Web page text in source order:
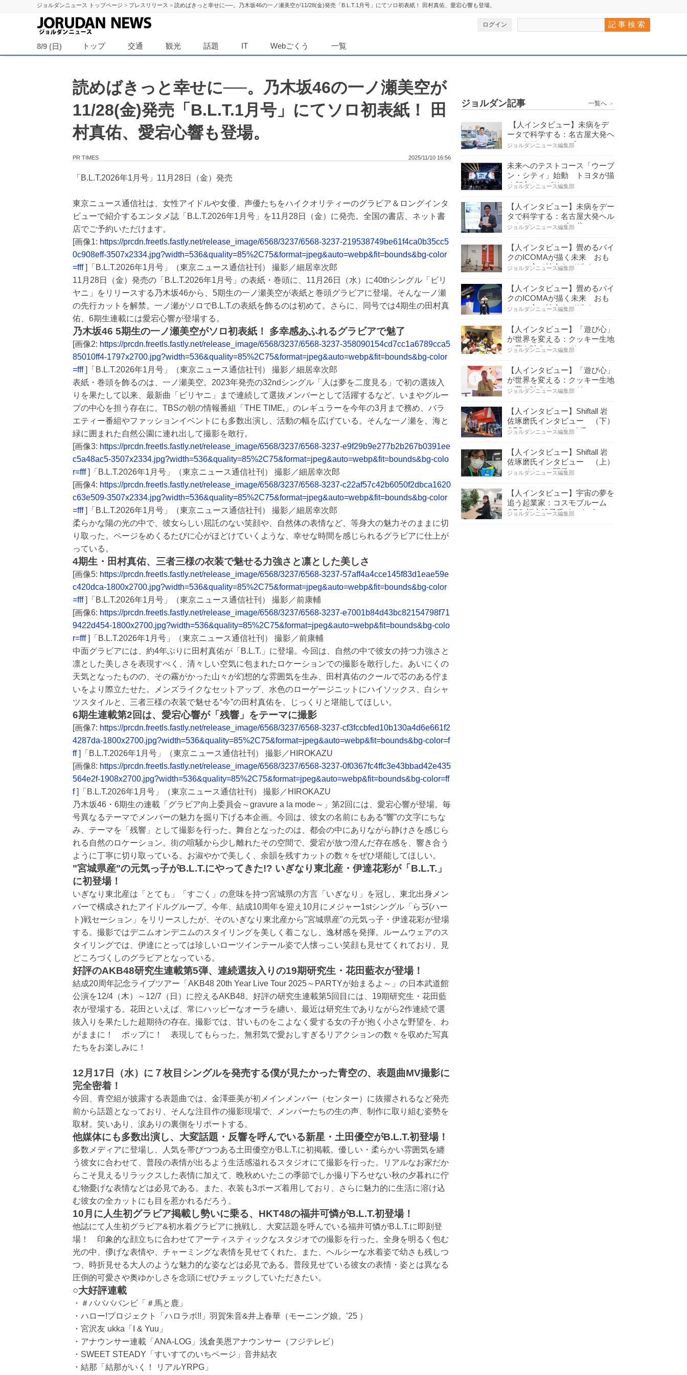
ジョルダンニュース トップページ > プレスリリース > 読めばきっと幸せに──。乃木坂46の一ノ瀬美空が11/28(金)発売「B.L.T.1月号」にてソロ初表紙！ 田村真佑、愛宕心響も登場。
ログイン
8/9 (日) トップ 交通 観光 話題 IT Webごくう 一覧
読めばきっと幸せに──。乃木坂46の一ノ瀬美空が
11/28(金)発売「B.L.T.1月号」にてソロ初表紙！ 田
村真佑、愛宕心響も登場。
2025/11/10 16:56
PR TIMES
「B.L.T.2026年1月号」11月28日（金）発売
東京ニュース通信社は、女性アイドルや女優、声優たちをハイクオリティーのグラビア＆ロングインタ
ビューで紹介するエンタメ誌「B.L.T.2026年1月号」を11月28日（金）に発売。全国の書店、ネット書
店でご予約いただけます。
[画像1: https://prcdn.freetls.fastly.net/release_image/6568/3237/6568-3237-219538749be61f4ca0b35cc5
0c908eff-3507x2334.jpg?width=536&quality=85%2C75&format=jpeg&auto=webp&fit=bounds&bg-color
=fff]「B.L.T.2026年1月号」（東京ニュース通信社刊） 撮影／細居幸次郎
11月28日（金）発売の「B.L.T.2026年1月号」の表紙・巻頭に、11月26日（水）に40thシングル「ビリ
ヤニ」をリリースする乃木坂46から、5期生の一ノ瀬美空が表紙と巻頭グラビアに登場。そんな一ノ瀬
の先行カットを解禁。一ノ瀬がソロでB.L.T.の表紙を飾るのは初めて。さらに、同号では4期生の田村真
佑、6期生連載には愛宕心響が登場する。
乃木坂46 5期生の一ノ瀬美空がソロ初表紙！ 多幸感あふれるグラビアで魅了
[画像2: https://prcdn.freetls.fastly.net/release_image/6568/3237/6568-3237-358090154cd7cc1a6789cca5
85010ff4-1797x2700.jpg?width=536&quality=85%2C75&format=jpeg&auto=webp&fit=bounds&bg-color
=fff]「B.L.T.2026年1月号」（東京ニュース通信社刊） 撮影／細居幸次郎
表紙・巻頭を飾るのは、一ノ瀬美空。2023年発売の32ndシングル「人は夢を二度見る」で初の選抜入
りを果たして以来、最新曲「ビリヤニ」まで連続して選抜メンバーとして活躍するなど、いまやグルー
プの中心を担う存在に。TBSの朝の情報番組「THE TIME,」のレギュラーを今年の3月まで務め、バラ
エティー番組やファッションイベントにも多数出演し、活動の幅を広げている。そんな一ノ瀬を、海と
緑に囲まれた自然公園に連れ出して撮影を敢行。
[画像3: https://prcdn.freetls.fastly.net/release_image/6568/3237/6568-3237-e9f29b9e277b2b267b0391ee
c5a48ac5-3507x2334.jpg?width=536&quality=85%2C75&format=jpeg&auto=webp&fit=bounds&bg-colo
r=fff]「B.L.T.2026年1月号」（東京ニュース通信社刊） 撮影／細居幸次郎
[画像4: https://prcdn.freetls.fastly.net/release_image/6568/3237/6568-3237-c22af57c42b6050f2dbca1620
c63e509-3507x2334.jpg?width=536&quality=85%2C75&format=jpeg&auto=webp&fit=bounds&bg-color
=fff]「B.L.T.2026年1月号」（東京ニュース通信社刊） 撮影／細居幸次郎
柔らかな陽の光の中で、彼女らしい屈託のない笑顔や、自然体の表情など、等身大の魅力そのままに切
り取った。ページをめくるたびに心がほどけていくような、幸せな時間を感じられるグラビアに仕上が
っている。
4期生・田村真佑、三者三様の衣装で魅せる力強さと凛とした美しさ
[画像5: https://prcdn.freetls.fastly.net/release_image/6568/3237/6568-3237-57aff4a4cce145f83d1eae59e
c420dca-1800x2700.jpg?width=536&quality=85%2C75&format=jpeg&auto=webp&fit=bounds&bg-color
=fff]「B.L.T.2026年1月号」（東京ニュース通信社刊） 撮影／前康輔
[画像6: https://prcdn.freetls.fastly.net/release_image/6568/3237/6568-3237-e7001b84d43bc82154798f71
9422d454-1800x2700.jpg?width=536&quality=85%2C75&format=jpeg&auto=webp&fit=bounds&bg-colo
r=fff]「B.L.T.2026年1月号」（東京ニュース通信社刊） 撮影／前康輔
中面グラビアには、約4年ぶりに田村真佑が「B.L.T.」に登場。今回は、自然の中で彼女の持つ力強さと
凛とした美しさを表現すべく、清々しい空気に包まれたロケーションでの撮影を敢行した。あいにくの
天気となったものの、その霧がかった山々が幻想的な雰囲気を生み、田村真佑のクールで芯のある佇ま
いをより際立たせた。メンズライクなセットアップ、水色のローゲージニットにハイソックス、白シャ
ツスタイルと、三者三様の衣装で魅せる“今”の田村真佑を、じっくりと堪能してほしい。
6期生連載第2回は、愛宕心響が「残響」をテーマに撮影
[画像7: https://prcdn.freetls.fastly.net/release_image/6568/3237/6568-3237-cf3fccbfed10b130a4d6e661f2
4287da-1800x2700.jpg?width=536&quality=85%2C75&format=jpeg&auto=webp&fit=bounds&bg-color=f
ff]「B.L.T.2026年1月号」（東京ニュース通信社刊） 撮影／HIROKAZU
[画像8: https://prcdn.freetls.fastly.net/release_image/6568/3237/6568-3237-0f0367fc4ffc3e43bbad42e435
564e2f-1908x2700.jpg?width=536&quality=85%2C75&format=jpeg&auto=webp&fit=bounds&bg-color=ff
f]「B.L.T.2026年1月号」（東京ニュース通信社刊） 撮影／HIROKAZU
乃木坂46・6期生の連載「グラビア向上委員会～gravure a la mode～」第2回には、愛宕心響が登場。毎
号異なるテーマでメンバーの魅力を掘り下げる本企画。今回は、彼女の名前にもある“響”の文字にちな
み、テーマを「残響」として撮影を行った。舞台となったのは、都会の中にありながら静けさを感じら
れる自然のロケーション。街の喧騒から少し離れたその空間で、愛宕が放つ澄んだ存在感を、響き合う
ように丁寧に切り取っている。お淑やかで美しく、余韻を残すカットの数々をぜひ堪能してほしい。
"宮城県産"の元気っ子がB.L.T.にやってきた!? いぎなり東北産・伊達花彩が「B.L.T.」
に初登場！
いぎなり東北産は「とても」「すごく」の意味を持つ宮城県の方言「いぎなり」を冠し、東北出身メン
バーで構成されたアイドルグループ。今年、結成10周年を迎え10月にメジャー1stシングル「らゔ(ハー
ト)戦セーション」をリリースしたが、そのいぎなり東北産から"宮城県産"の元気っ子・伊達花彩が登場
する。撮影ではデニムオンデニムのスタイリングを美しく着こなし、逸材感を発揮。ルームウェアのス
タイリングでは、伊達にとっては珍しいローツインテール姿で人懐っこい笑顔も見せてくれており、見
どころづくしのグラビアとなっている。
好評のAKB48研究生連載第5弾、連続選抜入りの19期研究生・花田藍衣が登場！
結成20周年記念ライブツアー「AKB48 20th Year Live Tour 2025～PARTYが始まるよ～」の日本武道館
公演を12/4（木）～12/7（日）に控えるAKB48。好評の研究生連載第5回目には、19期研究生・花田藍
衣が登場する。花田といえば、常にハッピーなオーラを纏い、最近は研究生でありながら2作連続で選
抜入りを果たした超期待の存在。撮影では、甘いものをこよなく愛する女の子が抱く小さな野望を、わ
がままに！ ポップに！ 表現してもらった。無邪気で愛おしすぎるリアクションの数々を収めた写真
たちをお楽しみに！
12月17日（水）に７枚目シングルを発売する僕が見たかった青空の、表題曲MV撮影に
完全密着！
今回、青空組が披露する表題曲では、金澤亜美が初メインメンバー（センター）に抜擢されるなど発売
前から話題となっており、そんな注目作の撮影現場で、メンバーたちの生の声、制作に取り組む姿勢を
取材。笑いあり、涙ありの裏側をリポートする。
他媒体にも多数出演し、大変話題・反響を呼んでいる新星・土田優空がB.L.T.初登場！
多数メディアに登場し、人気を帯びつつある土田優空がB.L.T.に初掲載。優しい・柔らかい雰囲気を纏
う彼女に合わせて、普段の表情が出るよう生活感溢れるスタジオにて撮影を行った。リアルなお家だか
らこそ見えるリラックスした表情に加えて、晩秋めいたこの季節でしか撮り下ろせない秋の夕暮れに佇
む物憂げな表情などは必見である。また、衣装も3ポーズ着用しており、さらに魅力的に生活に溶け込
む彼女の全カットにも目を惹かれるだろう。
10月に人生初グラビア掲載し勢いに乗る、HKT48の福井可憐がB.L.T.初登場！
他誌にて人生初グラビア&初水着グラビアに挑戦し、大変話題を呼んでいる福井可憐がB.L.T.に即刻登
場！ 印象的な顔立ちに合わせてアーティスティックなスタジオでの撮影を行った。全身を明るく包む
光の中、儚げな表情や、チャーミングな表情を見せてくれた。また、ヘルシーな水着姿で幼さも残しつ
つ、時折見せる大人のような魅力的な姿などは必見である。普段見せている彼女の表情・姿とは異なる
圧倒的可愛さや奥ゆかしさを念頭にぜひチェックしていただきたい。
○大好評連載
・＃ババババンビ「＃馬と鹿」
・ハロー!プロジェクト「ハロラボ!!」羽賀朱音&井上春華（モーニング娘。’25 ）
・宮沢友 ukka「I & Yuu」
・アナウンサー連載「ANA-LOG」浅倉美恩アナウンサー（フジテレビ）
・SWEET STEADY「すいすてのいちページ」音井結衣
・結那「結那がいく！ リアルYRPG」
ジョルダン記事 一覧へ ＞
【人インタビュー】未病をデ
ータで科学する：名古屋大発ヘ
ルスケアシステムズの…
ジョルダンニュース編集部
未来へのテストコース「ウーブ
ン・シティ」始動 トヨタが描
く都市とモビリティの…
ジョルダンニュース編集部
【人インタビュー】未病をデー
タで科学する：名古屋大発ヘル
スケアシステムズの代…
ジョルダンニュース編集部
【人インタビュー】畳めるバイ
クのICOMAが描く未来 おも
ちゃの心で社会をデザイ…
ジョルダンニュース編集部
【人インタビュー】畳めるバイ
クのICOMAが描く未来 おも
ちゃの心で社会をデザイ…
ジョルダンニュース編集部
【人インタビュー】「遊び心」
が世界を変える：クッキー生地
で夢を叶える コロリ…
ジョルダンニュース編集部
【人インタビュー】「遊び心」
が世界を変える：クッキー生地
で夢を叶える コロリ…
ジョルダンニュース編集部
【人インタビュー】Shiftall 岩
佐琢磨氏インタビュー （下）
CESへのこだわり VR…
ジョルダンニュース編集部
【人インタビュー】Shiftall 岩
佐琢磨氏インタビュー （上）
ハードウェア開発へ…
ジョルダンニュース編集部
【人インタビュー】宇宙の夢を
追う起業家：コスモブルーム
CEO 福永桃子氏インタビ…
ジョルダンニュース編集部